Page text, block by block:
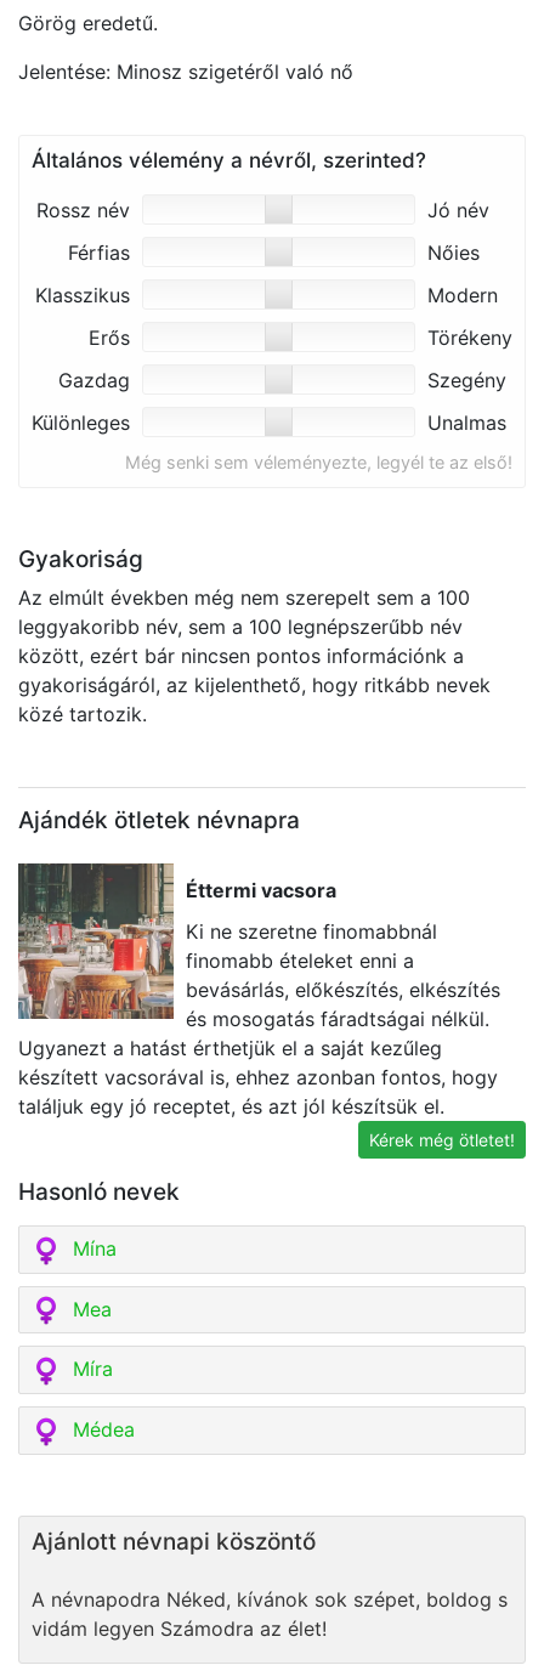
Görög eredetű.
Jelentése: Minosz szigetéről való nő
Általános vélemény a névről, szerinted?
Rossz név
Jó név
Férfias
Nőies
Klasszikus
Modern
Erős
Törékeny
Gazdag
Szegény
Különleges
Unalmas
Még senki sem véleményezte, legyél te az első!
Gyakoriság
Az elmúlt években még nem szerepelt sem a 100
leggyakoribb név, sem a 100 legnépszerűbb név
között, ezért bár nincsen pontos információnk a
gyakoriságáról, az kijelenthető, hogy ritkább nevek
közé tartozik.
Ajándék ötletek névnapra
Éttermi vacsora
Ki ne szeretne finomabbnál
finomabb ételeket enni a
bevásárlás, előkészítés, elkészítés
és mosogatás fáradtságai nélkül.
Ugyanezt a hatást érthetjük el a saját kezűleg
készített vacsorával is, ehhez azonban fontos, hogy
találjuk egy jó receptet, és azt jól készítsük el.
Kérek még ötletet!
Hasonló nevek
Mína
Mea
Míra
Médea
Ajánlott névnapi köszöntő
A névnapodra Néked, kívánok sok szépet, boldog s
vidám legyen Számodra az élet!